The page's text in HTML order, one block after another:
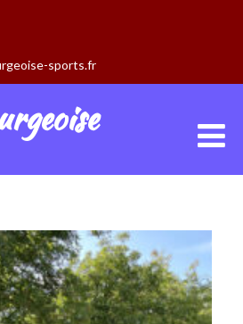
sports.fr